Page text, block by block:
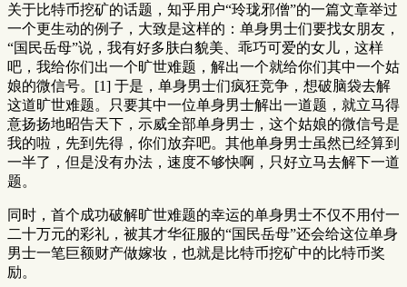
关于比特币挖矿的话题，知乎用户“玲珑邪僧”的一篇文章举过
一个更生动的例子，大致是这样的：单身男士们要找女朋友，
“国民岳母”说，我有好多肤白貌美、乖巧可爱的女儿，这样
吧，我给你们出一个旷世难题，解出一个就给你们其中一个姑
娘的微信号。[1] 于是，单身男士们疯狂竞争，想破脑袋去解
这道旷世难题。只要其中一位单身男士解出一道题，就立马得
意扬扬地昭告天下，示威全部单身男士，这个姑娘的微信号是
我的啦，先到先得，你们放弃吧。其他单身男士虽然已经算到
一半了，但是没有办法，速度不够快啊，只好立马去解下一道
题。
同时，首个成功破解旷世难题的幸运的单身男士不仅不用付一
二十万元的彩礼，被其才华征服的“国民岳母”还会给这位单身
男士一笔巨额财产做嫁妆，也就是比特币挖矿中的比特币奖
励。